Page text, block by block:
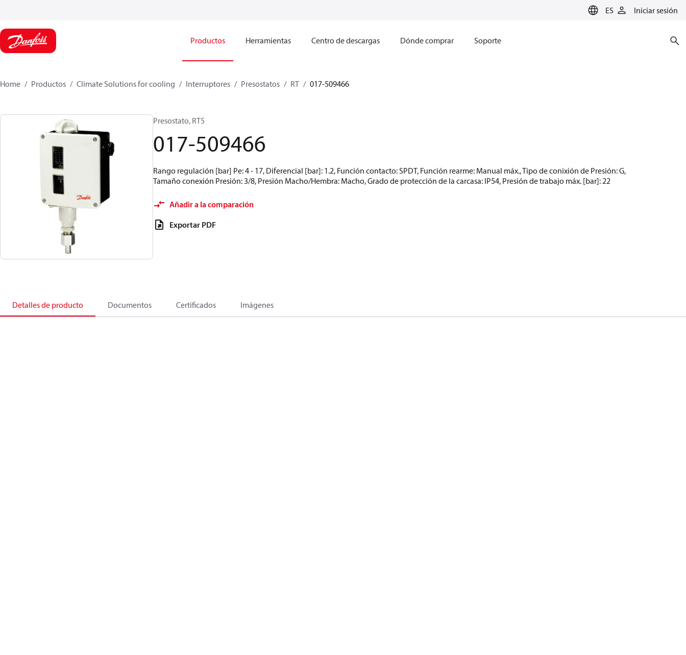
ES Iniciar sesión
Productos Herramientas Centro de descargas Dónde comprar Soporte
Home Productos Climate Solutions for cooling Interruptores Presostatos RT 017-509466
Presostato, RT5
017-509466
Rango regulación [bar] Pe: 4 - 17, Diferencial [bar]: 1.2, Función contacto: SPDT, Función rearme: Manual máx., Tipo de conixión de Presión: G,
Tamaño conexión Presión: 3/8, Presión Macho/Hembra: Macho, Grado de protección de la carcasa: IP54, Presión de trabajo máx. [bar]: 22
Añadir a la comparación
Exportar PDF
Detalles de producto Documentos Certificados Imágenes